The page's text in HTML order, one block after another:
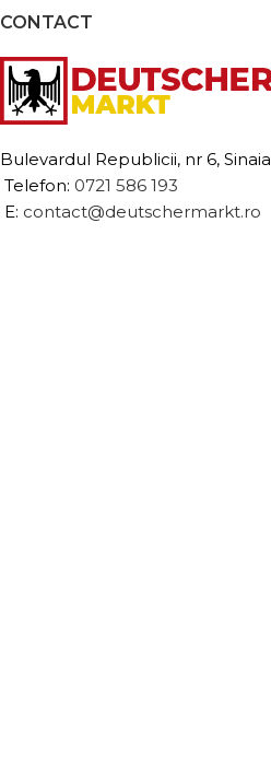
CONTACT
Bulevardul Republicii, nr 6, Sinaia
Telefon: 0721 586 193
E: contact@deutschermarkt.ro